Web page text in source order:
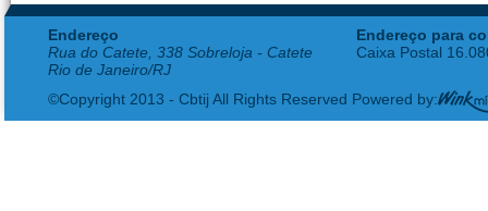
Endereço
Rua do Catete, 338 Sobreloja - Catete
Rio de Janeiro/RJ
Endereço para
Caixa Postal
©Copyright 2013 - Cbtij All Rights Reserved Powered by: